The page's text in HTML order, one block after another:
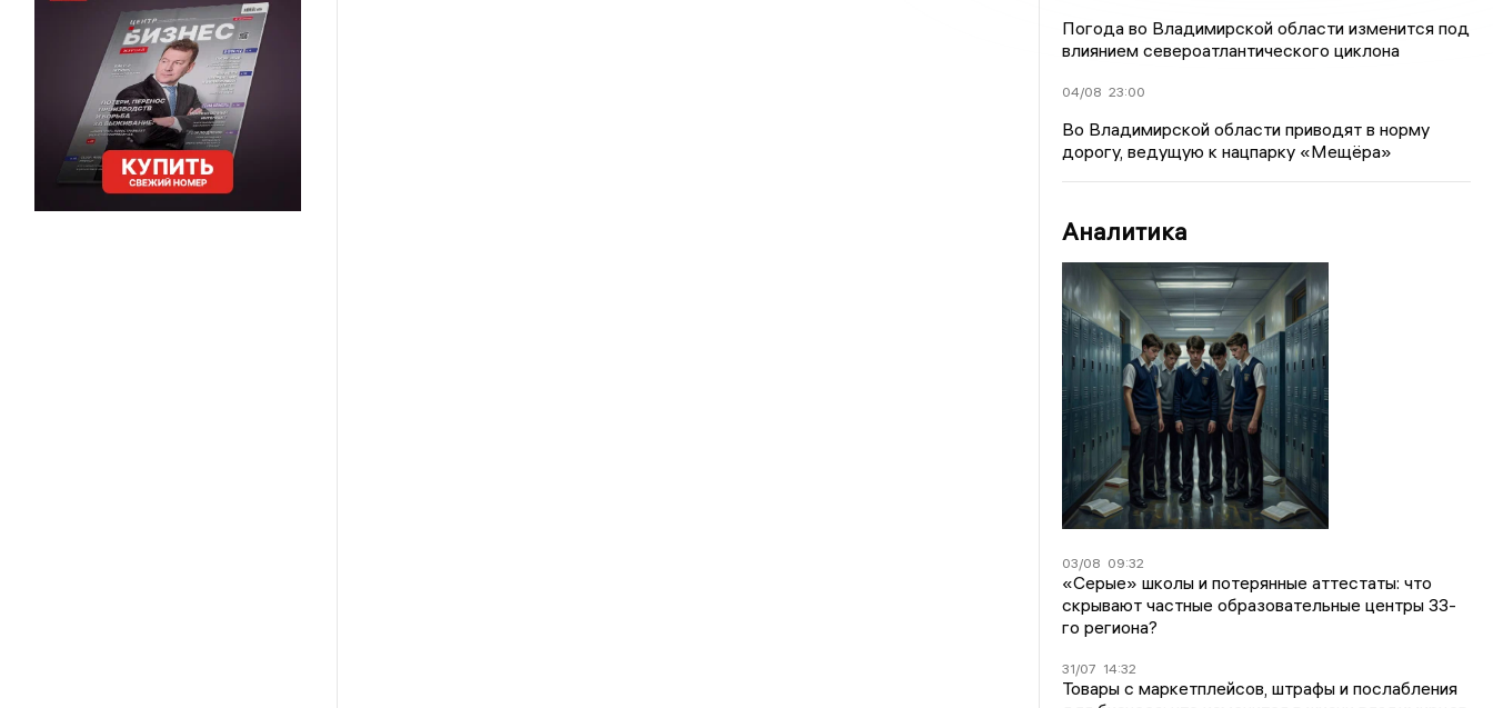
Погода во Владимирской области изменится под
влиянием североатлантического циклона
04/08 23:00
Во Владимирской области приводят в норму
дорогу, ведущую к нацпарку «Мещёра»
Аналитика
03/08 09:32
«Серые» школы и потерянные аттестаты: что
скрывают частные образовательные центры 33-
го региона?
31/07 14:32
Товары с маркетплейсов, штрафы и послабления